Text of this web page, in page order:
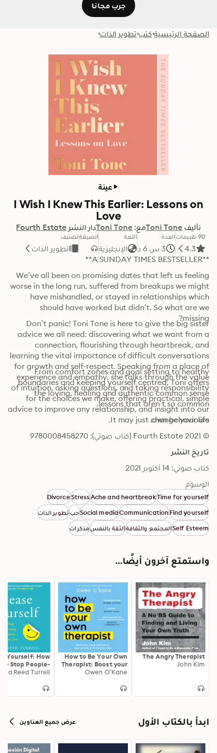
جرب مجانا
الصفحة الرئيسية كتب تطوير الذات
عينة
I Wish I Knew This Earlier: Lessons on
Love
تأليف Toni Toneمع: Toni Toneدار النشر Fourth Estate
90 تقييمات
4.3
المدة
3 س 6 د
اللغة
الإنجليزية
الصيغةتصنيف
تطوير الذات
**A SUNDAY TIMES BESTSELLER**
We’ve all been on promising dates that left us feeling
worse in the long run, suffered from breakups we might
missing?
advice we all need: discovering what we want from a
for growth and self-respect. Speaking from a place of
experience and empathy, she talks through the value
of intuition, asking questions, and taking responsibility
for the choices we make, offering practical, simple
advice to improve any relationship, and insight into our
own behaviours.
From comfort zones and goal setting to healthy
boundaries and keeping yourself centred, Toni offers
the loving, healing and authentic common sense
lessons that aren’t so common.
It may just change your life.
© 2021 Fourth Estate (كتاب صوتي): 9780008458270
تاريخ النشر
كتاب صوتي: 14 أكتوبر 2021
الوسوم
Time for yourself
Ache and heartbreak
Stress
Divorce
Find yourself
Communication
Social mediaحب تطوير الذات
Self Esteemالمجتمع والثقافةالثقة بالنفسمذكرات
واستمتع آخرون أيضًا...
The Angry Therapist
John Kim
How to Be Your Own
Therapist: Boost your
mood and reduce
minutes a day
Owen O’Kane
Yourself: How
to Stop People-
Pleasing and
You Live
Reed Turrell
ابدأ بالكتاب الأول عرض جميع العناوين